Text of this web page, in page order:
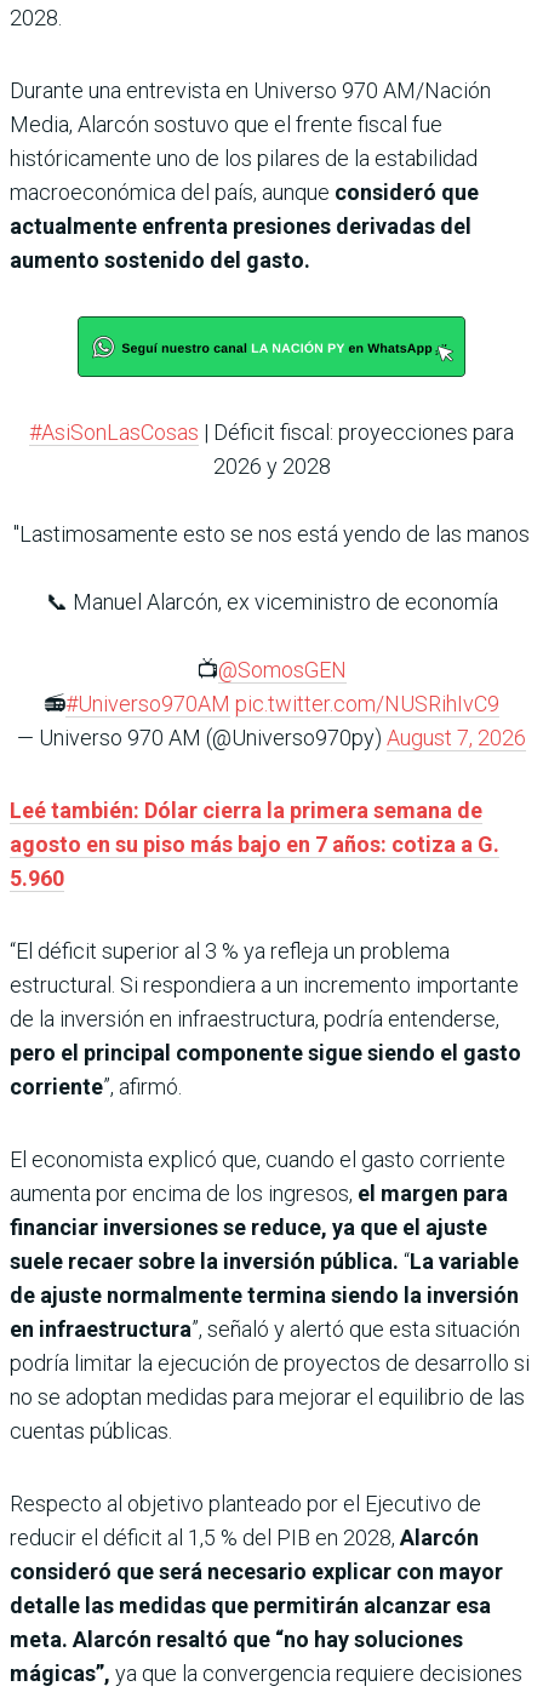
2028.
Durante una entrevista en Universo 970 AM/Nación
Media, Alarcón sostuvo que el frente fiscal fue
históricamente uno de los pilares de la estabilidad
macroeconómica del país, aunque consideró que
actualmente enfrenta presiones derivadas del
aumento sostenido del gasto.
#AsiSonLasCosas | Déficit fiscal: proyecciones para
2026 y 2028
"Lastimosamente esto se nos está yendo de las manos
📞 Manuel Alarcón, ex viceministro de economía
📺@SomosGEN
📻#Universo970AM pic.twitter.com/NUSRihIvC9
— Universo 970 AM (@Universo970py) August 7, 2026
Leé también: Dólar cierra la primera semana de
agosto en su piso más bajo en 7 años: cotiza a G.
5.960
“El déficit superior al 3 % ya refleja un problema
estructural. Si respondiera a un incremento importante
de la inversión en infraestructura, podría entenderse,
pero el principal componente sigue siendo el gasto
corriente”, afirmó.
El economista explicó que, cuando el gasto corriente
aumenta por encima de los ingresos, el margen para
financiar inversiones se reduce, ya que el ajuste
suele recaer sobre la inversión pública. “La variable
de ajuste normalmente termina siendo la inversión
en infraestructura”, señaló y alertó que esta situación
podría limitar la ejecución de proyectos de desarrollo si
no se adoptan medidas para mejorar el equilibrio de las
cuentas públicas.
Respecto al objetivo planteado por el Ejecutivo de
reducir el déficit al 1,5 % del PIB en 2028, Alarcón
consideró que será necesario explicar con mayor
detalle las medidas que permitirán alcanzar esa
meta. Alarcón resaltó que “no hay soluciones
mágicas”, ya que la convergencia requiere decisiones